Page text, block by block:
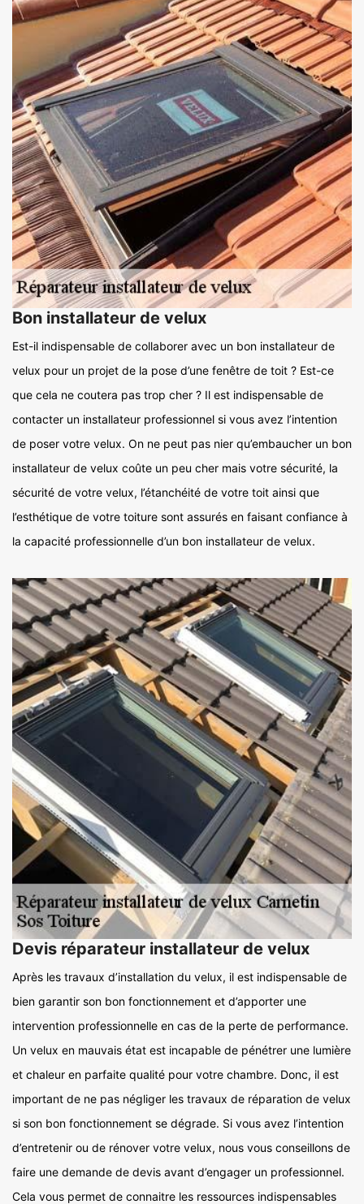
Bon installateur de velux
Est-il indispensable de collaborer avec un bon installateur de
velux pour un projet de la pose d’une fenêtre de toit ? Est-ce
que cela ne coutera pas trop cher ? Il est indispensable de
contacter un installateur professionnel si vous avez l’intention
de poser votre velux. On ne peut pas nier qu’embaucher un bon
installateur de velux coûte un peu cher mais votre sécurité, la
sécurité de votre velux, l’étanchéité de votre toit ainsi que
l’esthétique de votre toiture sont assurés en faisant confiance à
la capacité professionnelle d’un bon installateur de velux.
Devis réparateur installateur de velux
Après les travaux d’installation du velux, il est indispensable de
bien garantir son bon fonctionnement et d’apporter une
intervention professionnelle en cas de la perte de performance.
Un velux en mauvais état est incapable de pénétrer une lumière
et chaleur en parfaite qualité pour votre chambre. Donc, il est
important de ne pas négliger les travaux de réparation de velux
si son bon fonctionnement se dégrade. Si vous avez l’intention
d’entretenir ou de rénover votre velux, nous vous conseillons de
faire une demande de devis avant d’engager un professionnel.
Cela vous permet de connaitre les ressources indispensables